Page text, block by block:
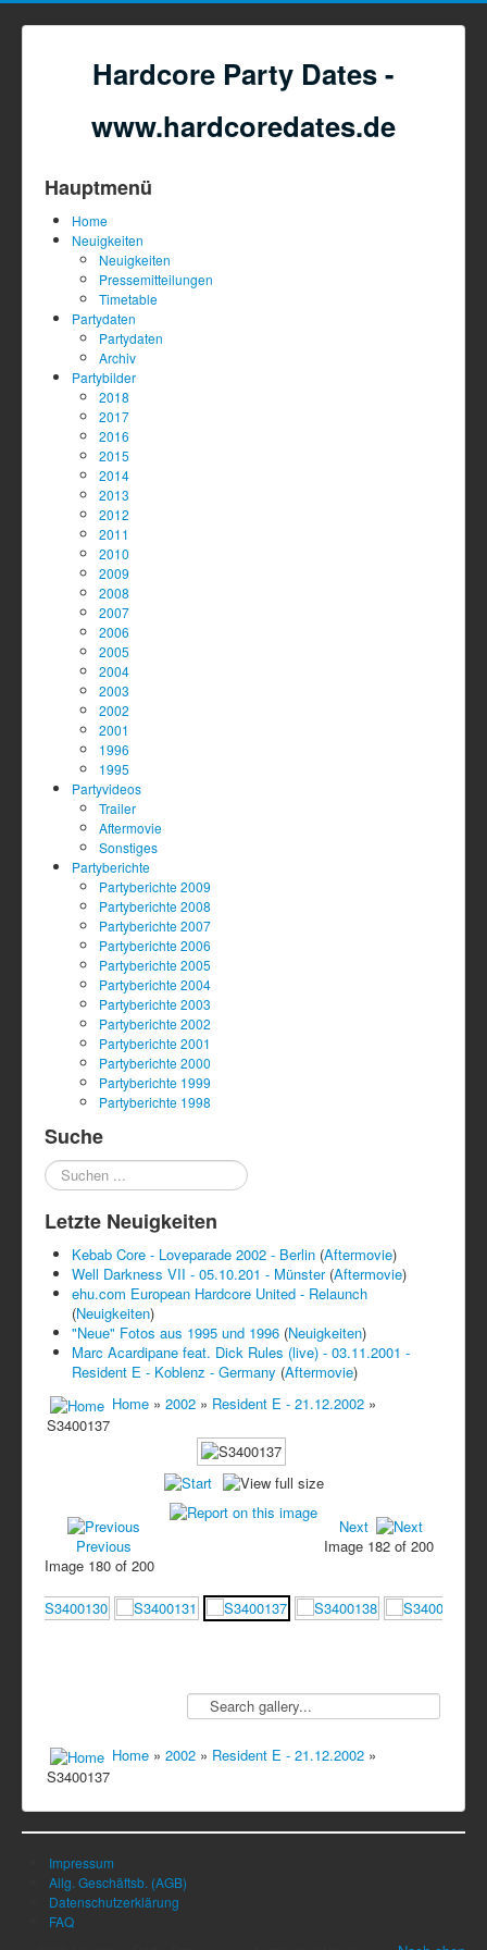
Hardcore Party Dates -
www.hardcoredates.de
Hauptmenü
Home
Neuigkeiten
Neuigkeiten
Pressemitteilungen
Timetable
Partydaten
Partydaten
Archiv
Partybilder
2018
2017
2016
2015
2014
2013
2012
2011
2010
2009
2008
2007
2006
2005
2004
2003
2002
2001
1996
1995
Partyvideos
Trailer
Aftermovie
Sonstiges
Partyberichte
Partyberichte 2009
Partyberichte 2008
Partyberichte 2007
Partyberichte 2006
Partyberichte 2005
Partyberichte 2004
Partyberichte 2003
Partyberichte 2002
Partyberichte 2001
Partyberichte 2000
Partyberichte 1999
Partyberichte 1998
Suche
Suchen
...
Letzte Neuigkeiten
Kebab Core - Loveparade 2002 - Berlin (Aftermovie)
Well Darkness VII - 05.10.201 - Münster (Aftermovie)
ehu.com European Hardcore United - Relaunch
(Neuigkeiten)
"Neue" Fotos aus 1995 und 1996 (Neuigkeiten)
Marc Acardipane feat. Dick Rules (live) - 03.11.2001 -
Resident E - Koblenz - Germany (Aftermovie)
Home » 2002 » Resident E - 21.12.2002 »
S3400137
Previous
Image 180 of 200
Next
Image 182 of 200
Home » 2002 » Resident E - 21.12.2002 »
S3400137
Impressum
Allg. Geschäftsb. (AGB)
Datenschutzerklärung
FAQ